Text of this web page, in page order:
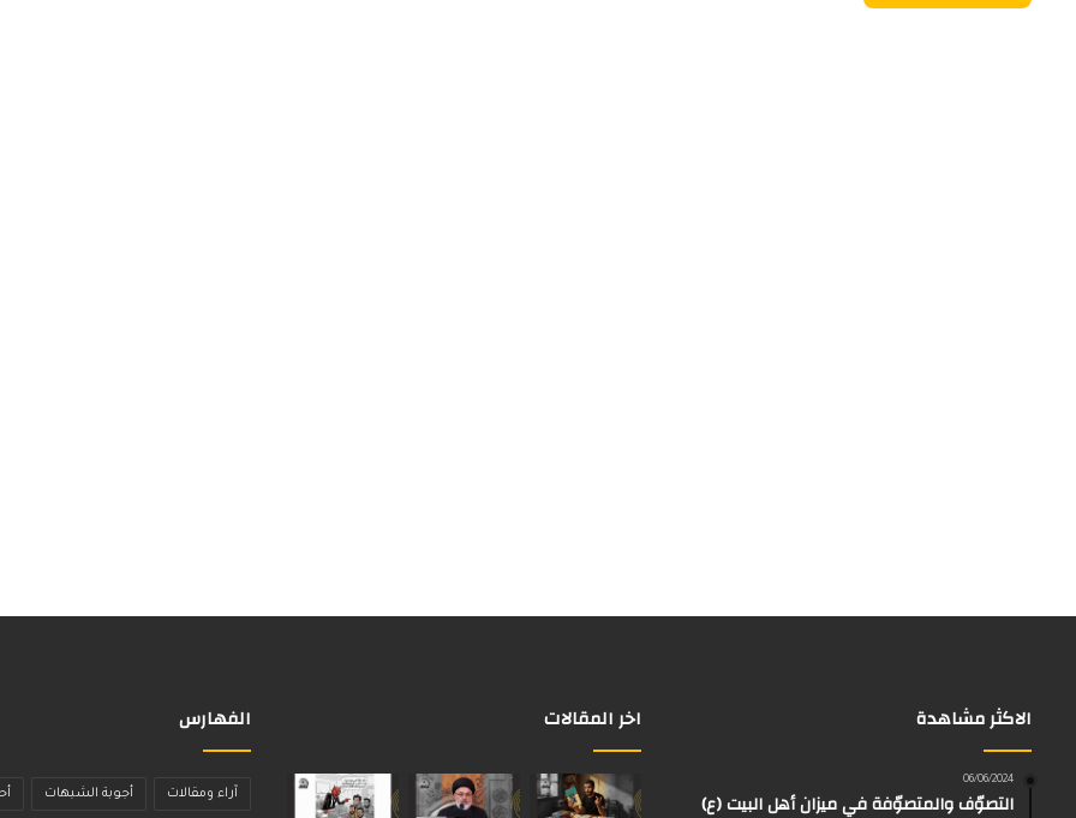
الاكثر مشاهدة
06/06/2024
التصوّف والمتصوّفة في ميزان أهل البيت (ع)
اخر المقالات الفهارس
آراء ومقالات أجوبة الشبهات